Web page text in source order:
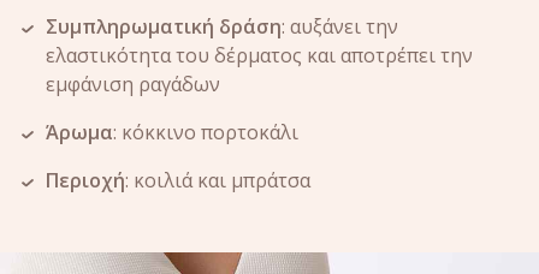
Συμπληρωματική δράση: αυξάνει την
ελαστικότητα του δέρματος και αποτρέπει την
εμφάνιση ραγάδων
Άρωμα: κόκκινο πορτοκάλι
Περιοχή: κοιλιά και μπράτσα